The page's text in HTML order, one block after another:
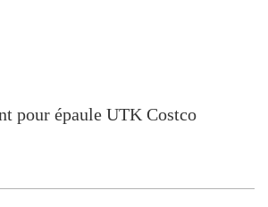
pour épaule UTK Costco